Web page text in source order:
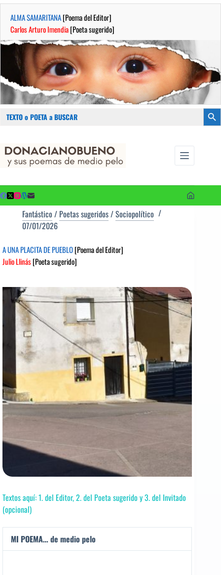
ALMA SAMARITANA[Poema del Editor]
Carlos Arturo Imendia[Poeta sugerido]
contenido
Fantástico / Poetas sugeridos/Sociopolítico
07/01/2026
A UNA PLACITA DE PUEBLO[Poema del Editor]
Julio Llinás[Poeta sugerido]
Textos aquí: 1. del Editor, 2. del Poeta sugerido y 3. del Invitado
(opcional)
MI POEMA… de medio pelo